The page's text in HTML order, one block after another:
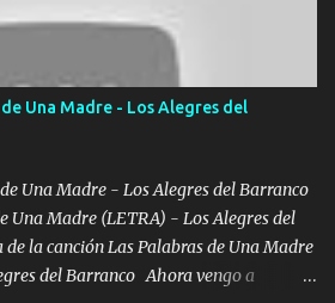
sepan Aquí Pura GENTE DE LA RANA 🐸
EN LA CIUDAD TIJUANA Música Al
atento a cualquier necesidad no porque
confiamos al andar y nunca con la
tropezar Cuando ando de enamorado
de Una Madre - Los Alegres del
Una Madre - Los Alegres del Barranco
Una Madre (LETRA) - Los Alegres del
la canción Las Palabras de Una Madre
del Barranco Ahora vengo a